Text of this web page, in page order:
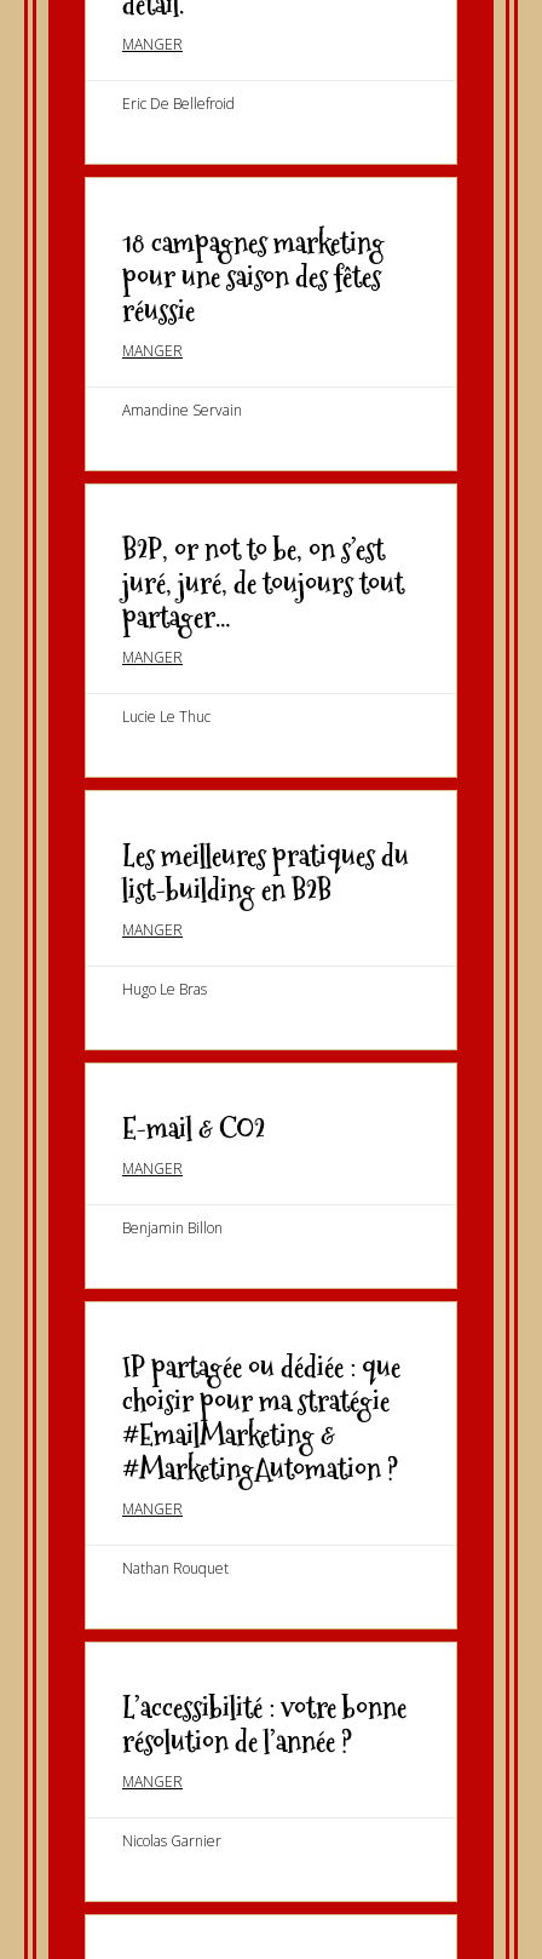
MANGER
Eric De Bellefroid
18 campagnes marketing
pour une saison des fêtes
réussie
MANGER
Amandine Servain
B2P, or not to be, on s’est
juré, juré, de toujours tout
partager…
MANGER
Lucie Le Thuc
Les meilleures pratiques du
list-building en B2B
MANGER
Hugo Le Bras
E-mail & CO2
MANGER
Benjamin Billon
IP partagée ou dédiée : que
choisir pour ma stratégie
#EmailMarketing &
#MarketingAutomation ?
MANGER
Nathan Rouquet
L’accessibilité : votre bonne
résolution de l’année ?
MANGER
Nicolas Garnier